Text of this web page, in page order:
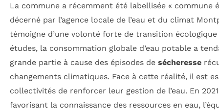
La commune a récemment été labellisée « commune
décerné par l’agence locale de l’eau et du climat
témoigne d’une volonté forte de transition
études, la consommation globale d’eau potable a
grande partie à cause des épisodes de sécheresse
changements climatiques. Face à cette réalité, il est
collectivités de renforcer leur gestion de l’eau. En
favorisant la connaissance des ressources en eau,